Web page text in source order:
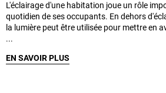
L'éclairage d'une habitation joue un rôle
quotidien de ses occupants. En dehors
la lumière peut être utilisée pour mettre en
...
EN SAVOIR PLUS